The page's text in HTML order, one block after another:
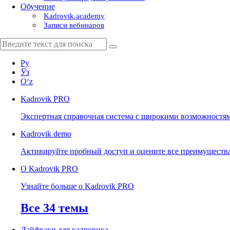
Обучение
Kadrovik.academy
Записи вебинаров
Ру
Ўз
Oʻz
Kadrovik PRO
Экспертная справочная система с широкими
Kadrovik demo
Активируйте пробный доступ и оцените все
О Kadrovik PRO
Узнайте больше о Kadrovik PRO
Все 34 темы